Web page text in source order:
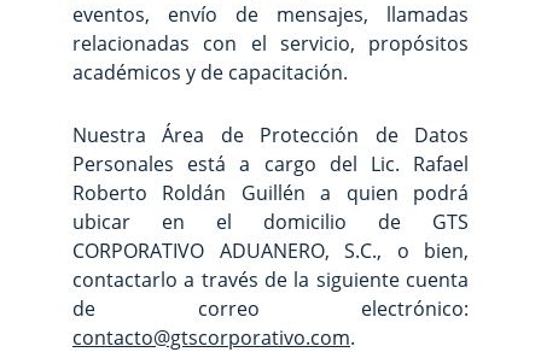
eventos, envío de mensajes, llamadas
relacionadas con el servicio, propósitos
académicos y de capacitación.
Nuestra Área de Protección de Datos
Personales está a cargo del Lic. Rafael
Roberto Roldán Guillén a quien podrá
ubicar en el domicilio de GTS
CORPORATIVO ADUANERO, S.C., o bien,
contactarlo a través de la siguiente cuenta
de correo electrónico:
contacto@gtscorporativo.com.